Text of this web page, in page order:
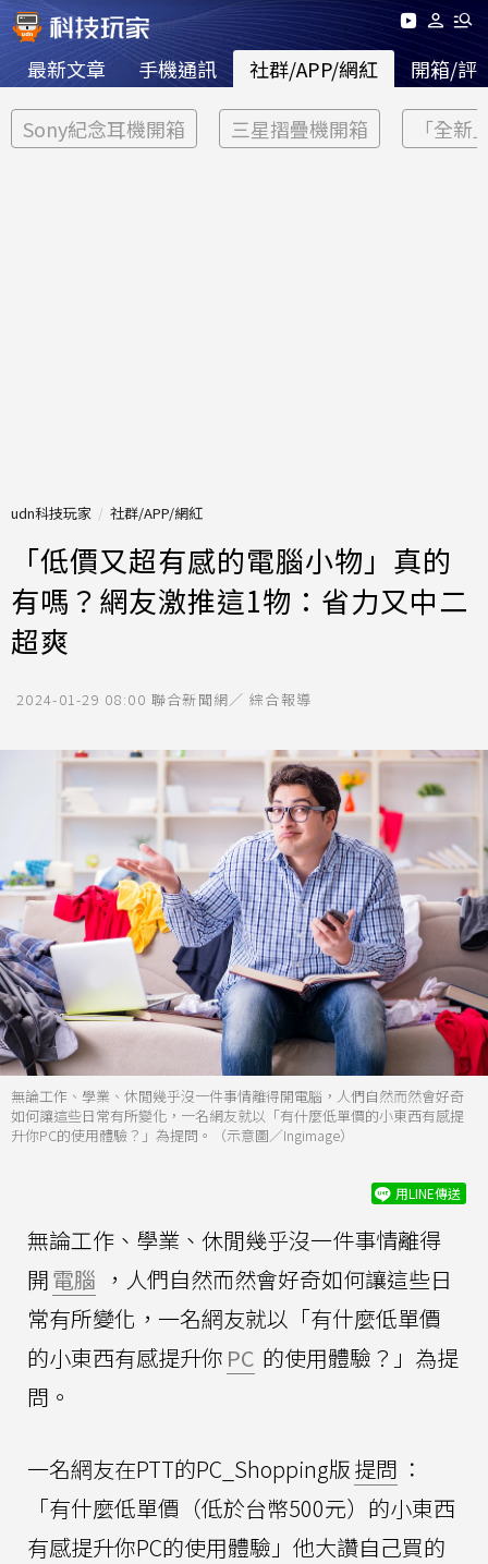
最新文章 手機通訊 社群/APP/網紅 開箱/評
Sony紀念耳機開箱 三星摺疊機開箱 「全新
udn科技玩家 社群/APP/網紅
「低價又超有感的電腦小物」真的
有嗎？網友激推這1物：省力又中二
超爽
2024-01-29 08:00 聯合新聞網／ 綜合報導
無論工作、學業、休閒幾乎沒一件事情離得開電腦，人們自然而然會好奇
如何讓這些日常有所變化，一名網友就以「有什麼低單價的小東西有感提
升你PC的使用體驗？」為提問。（示意圖／Ingimage）
用LINE傳送
無論工作、學業、休閒幾乎沒一件事情離得
開電腦 ，人們自然而然會好奇如何讓這些日
常有所變化，一名網友就以「有什麼低單價
的小東西有感提升你 PC 的使用體驗？」為提
問。
一名網友在PTT的PC_Shopping版提問 ：
「有什麼低單價（低於台幣500元）的小東西
有感提升你PC的使用體驗」他大讚自己買的